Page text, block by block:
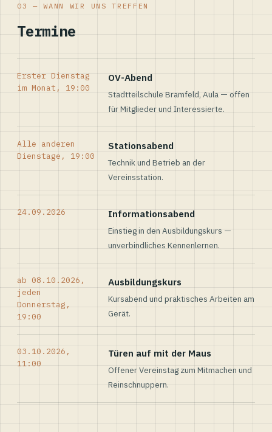
03 — WANN WIR UNS TREFFEN
Termine
Erster Dienstag
im Monat, 19:00
OV-Abend
Stadtteilschule Bramfeld, Aula — offen
für Mitglieder und Interessierte.
Alle anderen
Dienstage, 19:00
Stationsabend
Technik und Betrieb an der
Vereinsstation.
24.09.2026 Informationsabend
Einstieg in den Ausbildungskurs —
unverbindliches Kennenlernen.
ab 08.10.2026,
jeden
Donnerstag,
19:00
Ausbildungskurs
Kursabend und praktisches Arbeiten am
Gerät.
03.10.2026,
11:00
Türen auf mit der Maus
Offener Vereinstag zum Mitmachen und
Reinschnuppern.